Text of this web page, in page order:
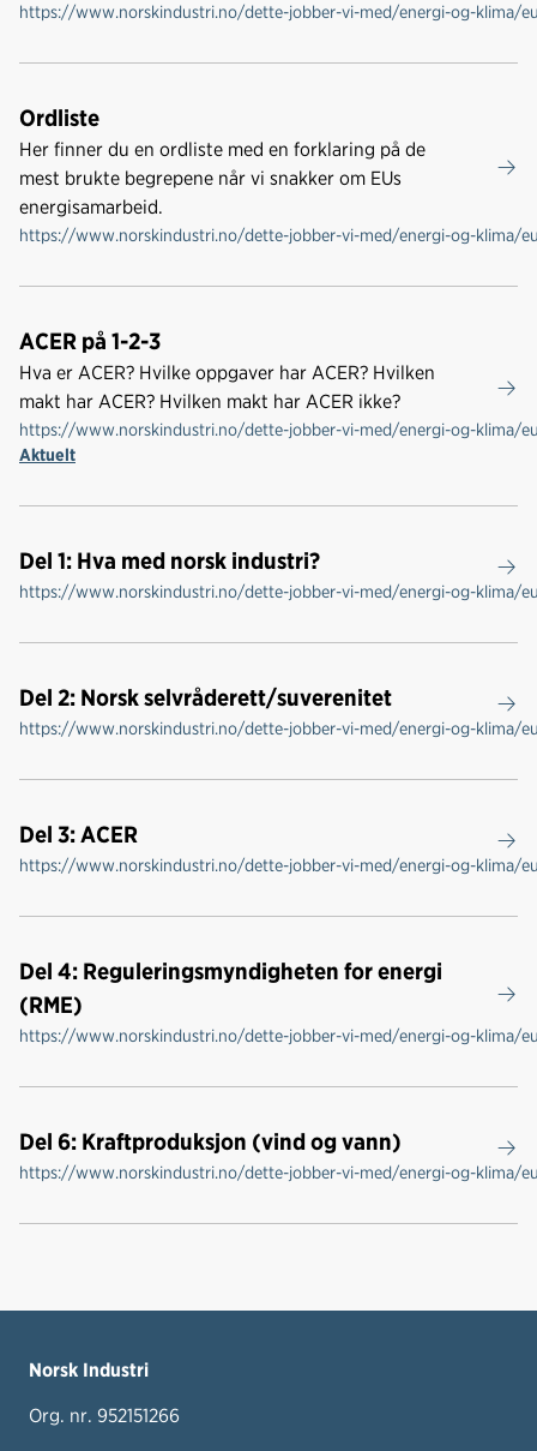
https://www.norskindustri.no/dette-jobber-vi-med/energi-og-klima/
Ordliste
Her finner du en ordliste med en forklaring på de
mest brukte begrepene når vi snakker om EUs
energisamarbeid.
https://www.norskindustri.no/dette-jobber-vi-med/energi-og-klima/
ACER på 1-2-3
Hva er ACER? Hvilke oppgaver har ACER? Hvilken
makt har ACER? Hvilken makt har ACER ikke?
https://www.norskindustri.no/dette-jobber-vi-med/energi-og-klima/
Aktuelt
Del 1: Hva med norsk industri?
https://www.norskindustri.no/dette-jobber-vi-med/energi-og-klima/
Del 2: Norsk selvråderett/suverenitet
https://www.norskindustri.no/dette-jobber-vi-med/energi-og-klima/
Del 3: ACER
https://www.norskindustri.no/dette-jobber-vi-med/energi-og-klima/
Del 4: Reguleringsmyndigheten for energi
(RME)
https://www.norskindustri.no/dette-jobber-vi-med/energi-og-klima/
Del 6: Kraftproduksjon (vind og vann)
https://www.norskindustri.no/dette-jobber-vi-med/energi-og-klima/
Norsk Industri
Org. nr. 952151266